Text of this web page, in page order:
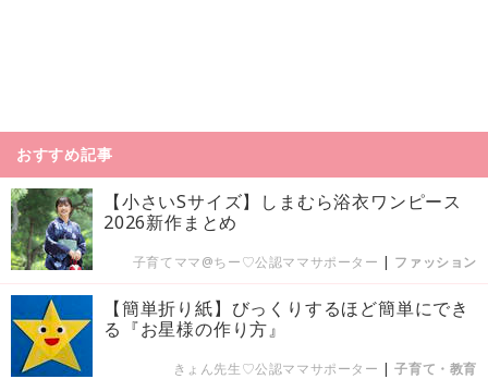
おすすめ記事
【小さいSサイズ】しまむら浴衣ワンピース
2026新作まとめ
子育てママ@ちー♡公認ママサポーター | ファッション
【簡単折り紙】びっくりするほど簡単にでき
る『お星様の作り方』
きょん先生♡公認ママサポーター |子育て・教育